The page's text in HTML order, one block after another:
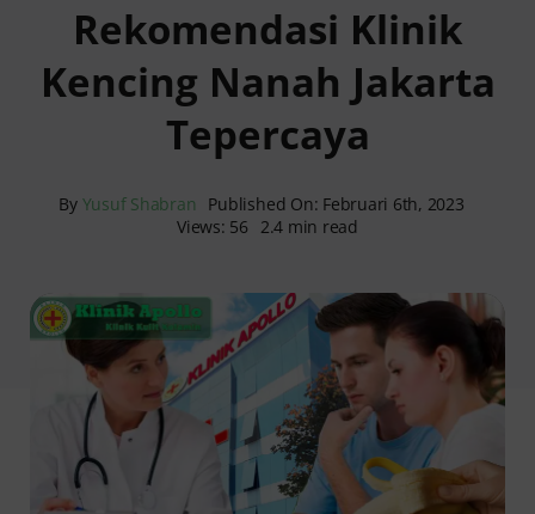
Reservasi Online
Rekomendasi Klinik
Kencing Nanah Jakarta
Tepercaya
By Yusuf Shabran
Published On: Februari 6th, 2023
Views: 56
2.4 min read